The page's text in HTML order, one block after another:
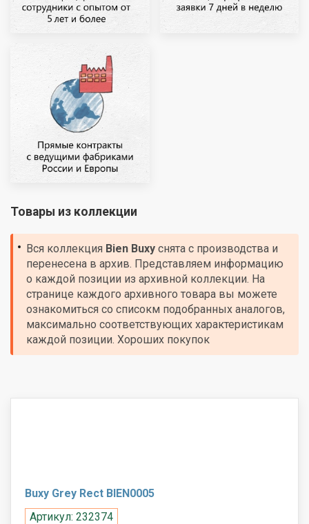
Товары из коллекции
Вся коллекция Bien Buxy снята с производства и
перенесена в архив. Представляем информацию
о каждой позиции из архивной коллекции. На
странице каждого архивного товара вы можете
ознакомиться со списокм подобранных аналогов,
максимально соответствующих характеристикам
каждой позиции. Хороших покупок
Buxy Grey Rect BIEN0005
Артикул: 232374